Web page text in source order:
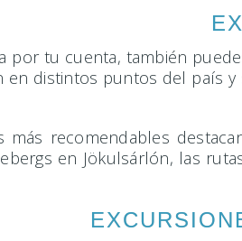
por tu cuenta, también
en distintos puntos del país
más recomendables
en Jökulsárlón, las